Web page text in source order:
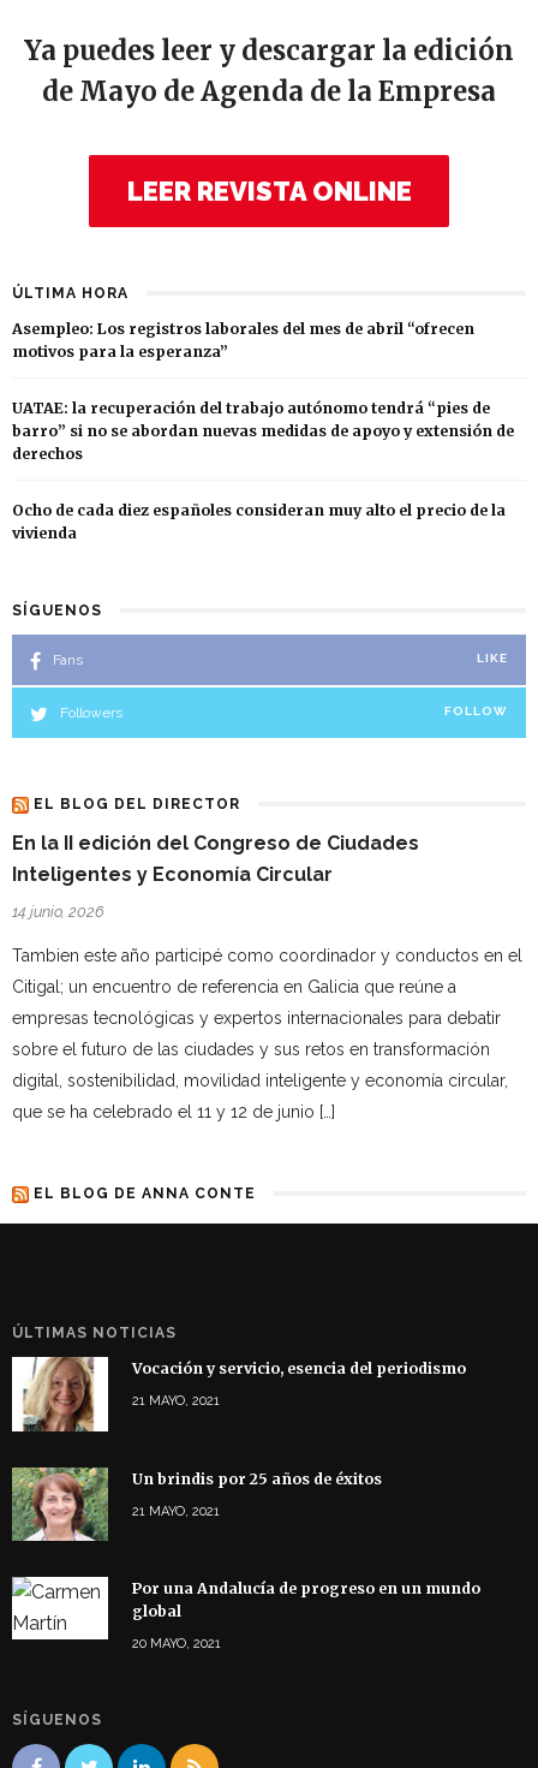
Ya puedes leer y descargar la edición
de Mayo de Agenda de la Empresa
LEER REVISTA ONLINE
ÚLTIMA HORA
Asempleo: Los registros laborales del mes de abril “ofrecen
motivos para la esperanza”
UATAE: la recuperación del trabajo autónomo tendrá “pies de
barro” si no se abordan nuevas medidas de apoyo y extensión de
derechos
Ocho de cada diez españoles consideran muy alto el precio de la
vivienda
SÍGUENOS
Fans LIKE
Followers FOLLOW
EL BLOG DEL DIRECTOR
En la II edición del Congreso de Ciudades
Inteligentes y Economía Circular
14 junio, 2026
Tambien este año participé como coordinador y conductos en el
Citigal; un encuentro de referencia en Galicia que reúne a
empresas tecnológicas y expertos internacionales para debatir
sobre el futuro de las ciudades y sus retos en transformación
digital, sostenibilidad, movilidad inteligente y economía circular,
que se ha celebrado el 11 y 12 de junio […]
EL BLOG DE ANNA CONTE
ÚLTIMAS NOTICIAS
Vocación y servicio, esencia del periodismo
21 MAYO, 2021
Un brindis por 25 años de éxitos
21 MAYO, 2021
Por una Andalucía de progreso en un mundo
global
20 MAYO, 2021
SÍGUENOS